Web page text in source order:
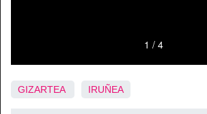
GIZARTEA IRUÑEA